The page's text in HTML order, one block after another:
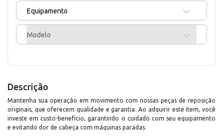
Equipamento
Modelo
Descrição
Mantenha sua operação em movimento com nossas peças de reposição
originais, que oferecem qualidade e garantia. Ao adquirir este item, você
investe em custo-benefício, garantindo o cuidado com seu equipamento
e evitando dor de cabeça com máquinas paradas.